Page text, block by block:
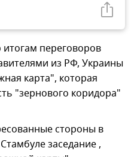
переговоров
из РФ, Украины
карта", которая
"зернового коридора"
стороны в
заседание ,